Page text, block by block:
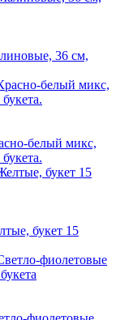
36 см,
белый микс,
букет 15